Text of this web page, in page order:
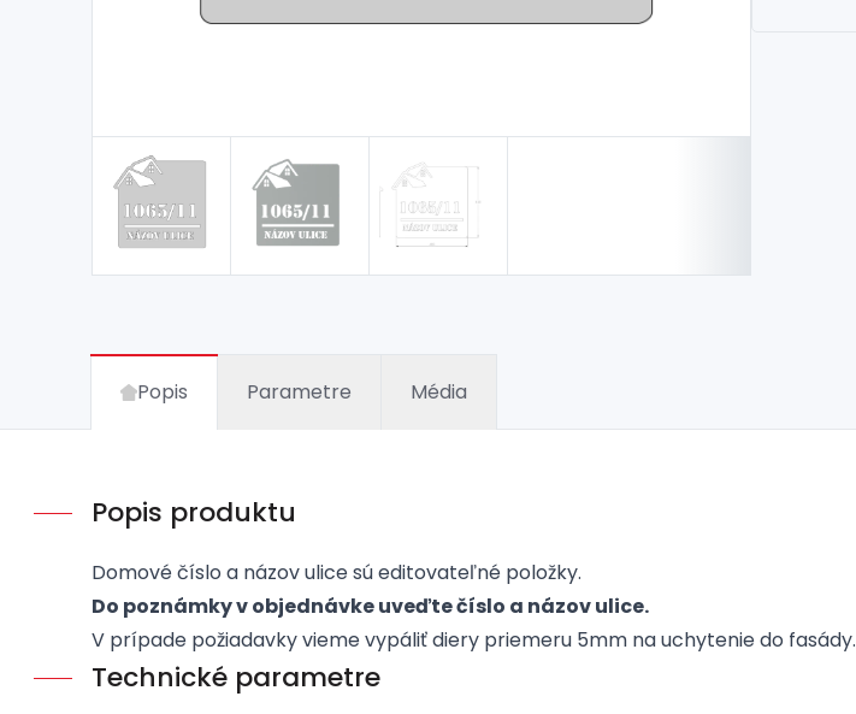
Popis Parametre Média
Popis produktu
Domové číslo a názov ulice sú editovateľné položky.
Do poznámky v objednávke uveďte číslo a názov ulice.
V prípade požiadavky vieme vypáliť diery priemeru 5mm na uchytenie do fasády.
Technické parametre